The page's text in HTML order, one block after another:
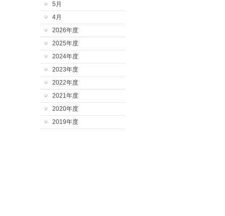
5月
4月
2026年度
2025年度
2024年度
2023年度
2022年度
2021年度
2020年度
2019年度